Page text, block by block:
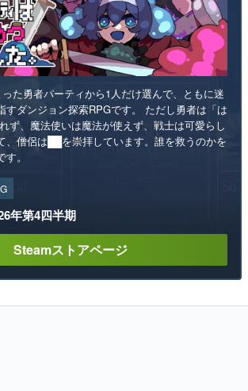
った勇者パーティから1人だけ選んで、ともに迷
すダンジョン探索RPGです。 ただし勇者は「は
ず、魔法使いは魔法が使えず、戦士は可愛らし
、僧侶は██を崇拝しています。誰を救うのかを
。
年第4四半期
Steamストアページ